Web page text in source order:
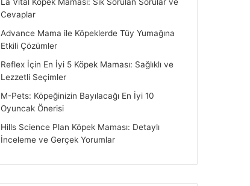
Cevaplar
Advance Mama ile Köpeklerde Tüy Yumağına
Etkili Çözümler
Reflex İçin En İyi 5 Köpek Maması: Sağlıklı ve
Lezzetli Seçimler
M-Pets: Köpeğinizin Bayılacağı En İyi 10
Oyuncak Önerisi
Hills Science Plan Köpek Maması: Detaylı
İnceleme ve Gerçek Yorumlar